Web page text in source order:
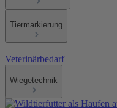
Tiermarkierung
Veterinärbedarf
Wiegetechnik